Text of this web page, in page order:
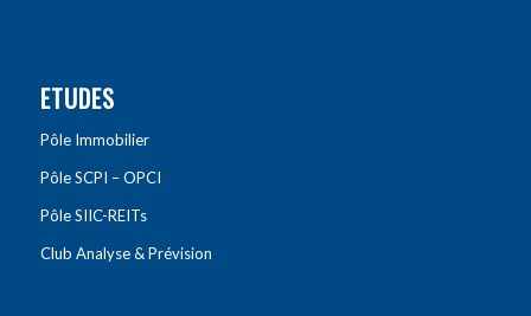
ETUDES
Pôle Immobilier
Pôle SCPI – OPCI
Pôle SIIC-REITs
Club Analyse & Prévision